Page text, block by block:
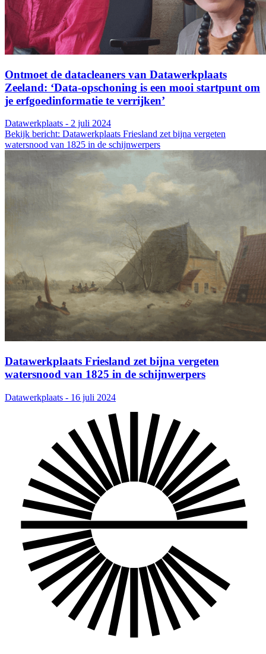
Ontmoet de datacleaners van Datawerkplaats
Zeeland: ‘Data-opschoning is een mooi startpunt om
je erfgoedinformatie te verrijken’
Datawerkplaats - 2 juli 2024
Bekijk bericht: Datawerkplaats Friesland zet bijna vergeten
watersnood van 1825 in de schijnwerpers
Datawerkplaats Friesland zet bijna vergeten
watersnood van 1825 in de schijnwerpers
Datawerkplaats - 16 juli 2024